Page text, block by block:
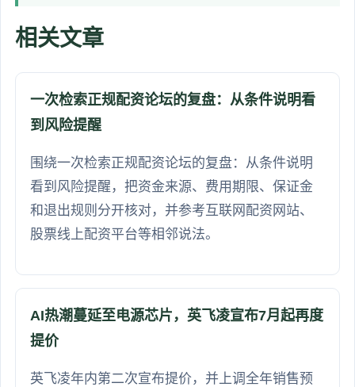
相关文章
一次检索正规配资论坛的复盘：从条件说明看
到风险提醒
围绕一次检索正规配资论坛的复盘：从条件说明
看到风险提醒，把资金来源、费用期限、保证金
和退出规则分开核对，并参考互联网配资网站、
股票线上配资平台等相邻说法。
AI热潮蔓延至电源芯片，英飞凌宣布7月起再度
提价
英飞凌年内第二次宣布提价，并上调全年销售预